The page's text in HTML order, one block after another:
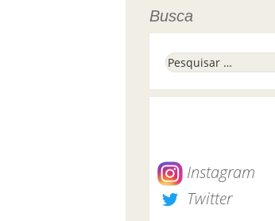
Busca
Pesquisar por:
Instagram
Twitter